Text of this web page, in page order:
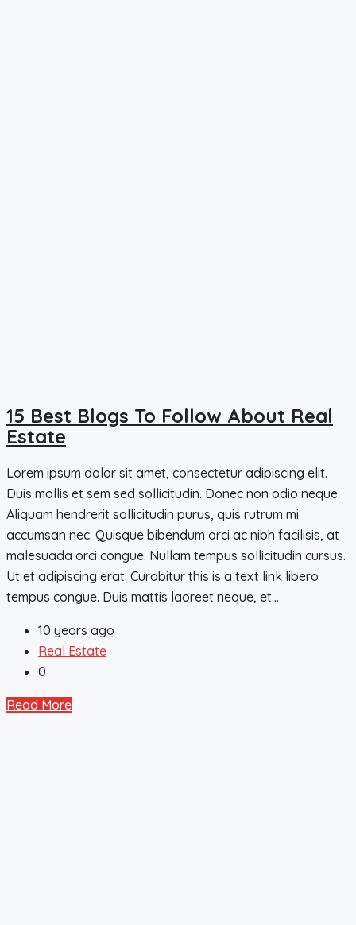
15 Best Blogs To Follow About Real
Estate
Lorem ipsum dolor sit amet, consectetur adipiscing elit.
Duis mollis et sem sed sollicitudin. Donec non odio neque.
Aliquam hendrerit sollicitudin purus, quis rutrum mi
accumsan nec. Quisque bibendum orci ac nibh facilisis, at
malesuada orci congue. Nullam tempus sollicitudin cursus.
Ut et adipiscing erat. Curabitur this is a text link libero
tempus congue. Duis mattis laoreet neque, et...
10 years ago
Real Estate
0
Read More